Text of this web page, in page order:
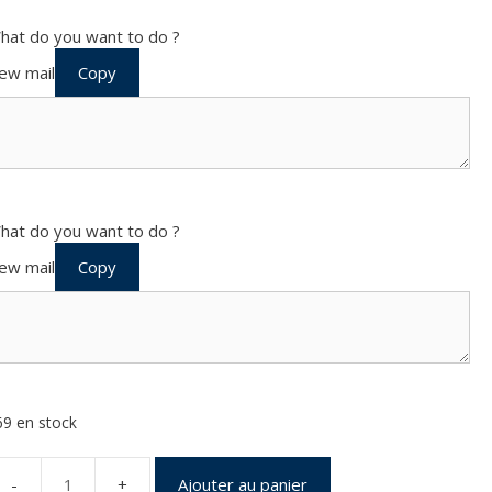
do you want to do ?
mail
Copy
do you want to do ?
mail
Copy
en stock
Ajouter au panier